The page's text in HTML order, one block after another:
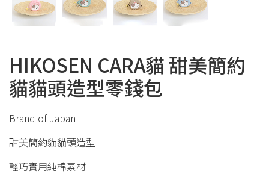
HIKOSEN CARA貓 甜美簡約
貓貓頭造型零錢包
Brand of Japan
甜美簡約貓貓頭造型
輕巧實用純棉素材